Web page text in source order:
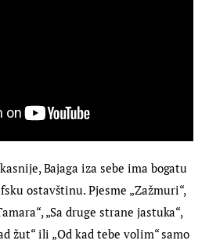
Bajaga iza sebe ima bogatu
ostavštinu. Pjesme „Zažmuri“,
„Sa druge strane jastuka“,
žut“ ili „Od kad tebe volim“ samo